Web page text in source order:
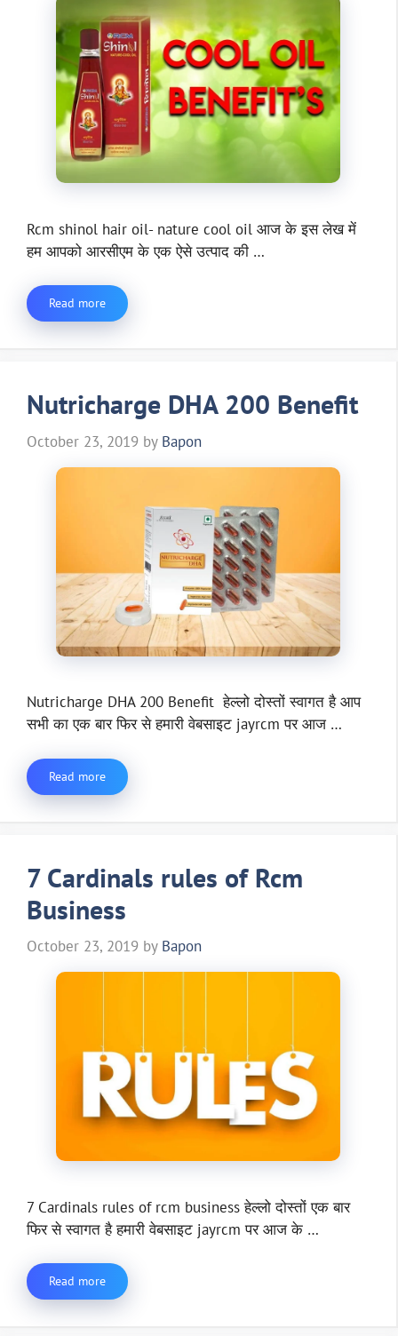
Rcm shinol hair oil- nature cool oil आज के इस लेख में
हम आपको आरसीएम के एक ऐसे उत्पाद की …
Read more
Nutricharge DHA 200 Benefit
October 23, 2019 by Bapon
Nutricharge DHA 200 Benefit हेल्लो दोस्तों स्वागत है आप
सभी का एक बार फिर से हमारी वेबसाइट jayrcm पर आज …
Read more
7 Cardinals rules of Rcm
Business
October 23, 2019 by Bapon
7 Cardinals rules of rcm business हेल्लो दोस्तों एक बार
फिर से स्वागत है हमारी वेबसाइट jayrcm पर आज के …
Read more